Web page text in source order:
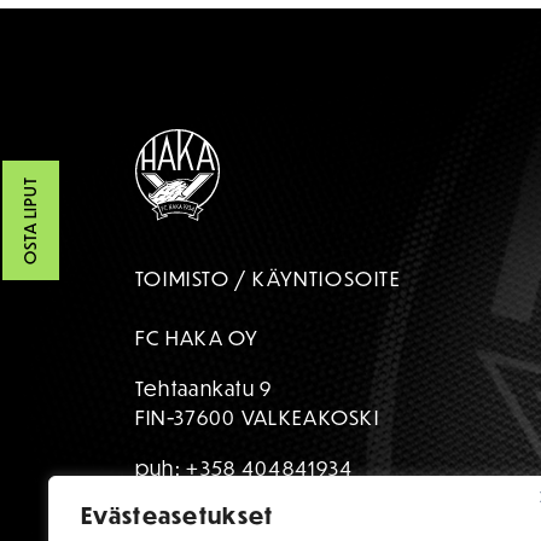
Evästeasetukset
OSTA LIPUT
TOIMISTO / KÄYNTIOSOITE
FC HAKA OY
Tehtaankatu 9
FIN-37600 VALKEAKOSKI
puh:+358 404841934
toimisto@fchaka.fi